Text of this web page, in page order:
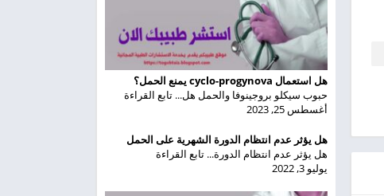
هل استعمال cyclo-progynova يمنع الحمل؟
حبوب سيكلو بروجينوفا والحمل هل... تابع القراءة
أغسطس 25, 2023
هل يؤثر عدم انتظام الدورة الشهرية على الحمل
هل يؤثر عدم انتظام الدورة... تابع القراءة
يوليو 3, 2022